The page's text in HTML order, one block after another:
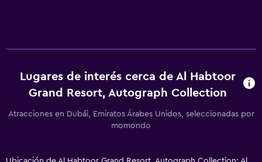
Lugares de interés cerca de Al Habtoor
Grand Resort, Autograph Collection
Atracciones en Dubái, Emiratos Árabes Unidos, seleccionadas por
momondo